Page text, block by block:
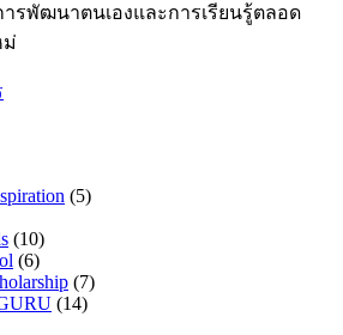
รพัฒนาตนเองและการเรียนรู้ตลอด
ม่
(5)
(10)
(6)
(7)
(14)